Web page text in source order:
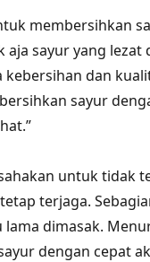
membersihkan
aja sayur yang
dan
sayur
untuk tidak
terjaga.
dimasak.
dengan cepat